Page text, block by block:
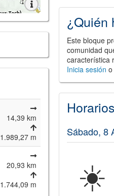
14,39 km
1.989,27 m
20,93 km
1.744,09 m
¿Quién
Este bloque
comunidad
característica
Inicia sesión
Sábado, 8
☀️